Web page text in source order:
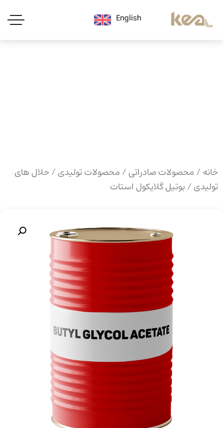
English
خانه/محصولات صادراتی/محصولات تولیدی/حلال های
تولیدی/ بوتیل گلایکول استات